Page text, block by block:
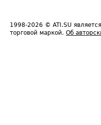
1998-2026 © ATI.SU
торговой маркой. Об